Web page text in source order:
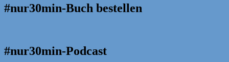
#nur30min-Buch bestellen
#nur30min-Podcast